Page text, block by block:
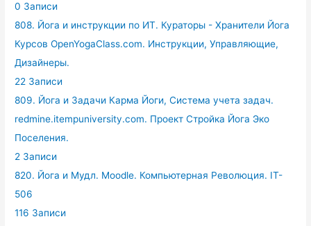
0 Записи
808. Йога и инструкции по ИТ. Кураторы - Хранители Йога
Курсов OpenYogaClass.com. Инструкции, Управляющие,
Дизайнеры.
22 Записи
809. Йога и Задачи Карма Йоги, Система учета задач.
redmine.itempuniversity.com. Проект Стройка Йога Эко
Поселения.
2 Записи
820. Йога и Мудл. Moodle. Компьютерная Революция. IT-
506
116 Записи